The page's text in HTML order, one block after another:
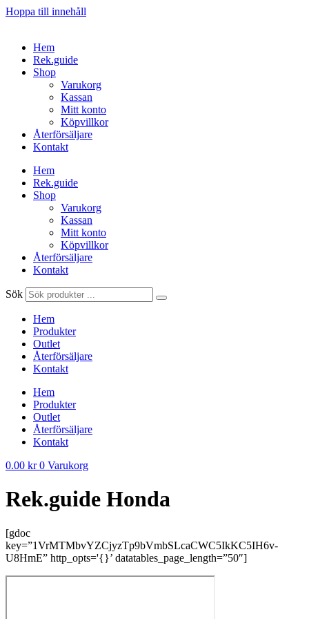
Hoppa till innehåll
Hem
Rek.guide
Shop
Varukorg
Kassan
Mitt konto
Köpvillkor
Återförsäljare
Kontakt
Hem
Rek.guide
Shop
Varukorg
Kassan
Mitt konto
Köpvillkor
Återförsäljare
Kontakt
Sök
Hem
Produkter
Outlet
Återförsäljare
Kontakt
Hem
Produkter
Outlet
Återförsäljare
Kontakt
0.00 kr 0 Varukorg
Rek.guide Honda
[gdoc
key=”1VrMTMbvYZCjyzTp9bVmbSLcaCWC5IkKC5IH6v-
U8HmE” http_opts='{}’ datatables_page_length=”50″]